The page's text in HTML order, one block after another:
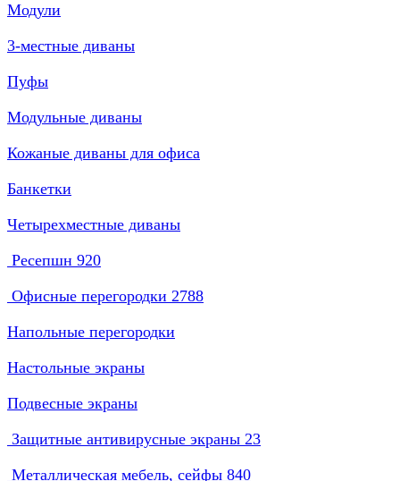
Модули
3-местные диваны
Пуфы
Модульные диваны
Кожаные диваны для офиса
Банкетки
Четырехместные диваны
Ресепшн 920
Офисные перегородки 2788
Напольные перегородки
Настольные экраны
Подвесные экраны
Защитные антивирусные экраны 23
Металлическая мебель, сейфы 840